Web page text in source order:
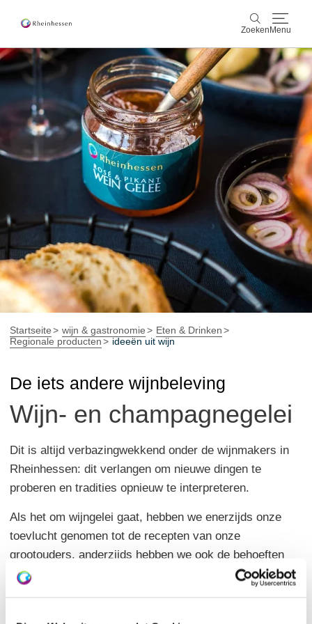
Zoeken Menu
Zoeken
wijn & gastronomie
actief & natuur
Cultuur & Steden
Events
reservering & service
Rheinhessen-Blog kaart
Startseite wijn & gastronomie
Eten & Drinken
Regionale producten
ideeën uit wijn
De iets andere wijnbeleving
Wijn- en champagnegelei
Dit is altijd verbazingwekkend onder de wijnmakers in
Rheinhessen: dit verlangen om nieuwe dingen te
proberen en tradities opnieuw te interpreteren.
Als het om wijngelei gaat, hebben we enerzijds onze
toevlucht genomen tot de recepten van onze
grootouders, anderzijds hebben we ook de behoeften
van de fijnproevers van onze tijd opgenomen. De twee